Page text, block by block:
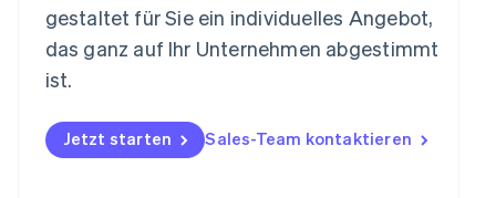
gestaltet für Sie ein individuelles Angebot,
das ganz auf Ihr Unternehmen abgestimmt
ist.
Jetzt starten Sales-Team kontaktieren
Norwegen
English
Polen
English
Portugal